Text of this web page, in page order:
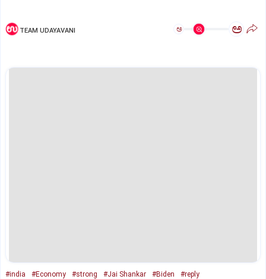
TEAM UDAYAVANI ಅ ಅ
#india #Economy #strong #Jai Shankar #Biden #reply